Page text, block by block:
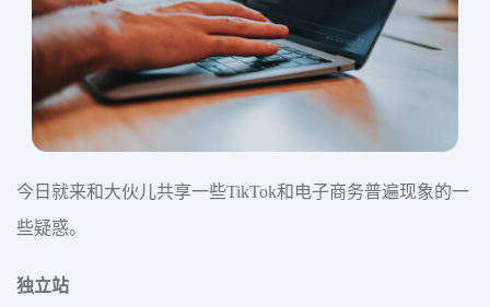
今日就来和大伙儿共享一些TikTok和电子商务普遍现象的一
些疑惑。
独立站